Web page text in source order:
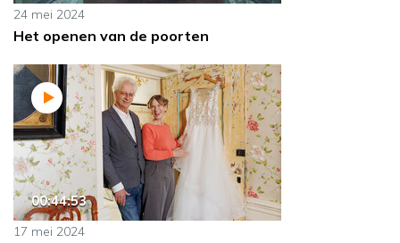
24 mei 2024
Het openen van de poorten
00:44:53
17 mei 2024